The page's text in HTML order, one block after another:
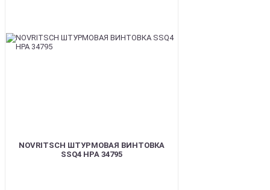
NOVRITSCH ШТУРМОВАЯ ВИНТОВКА
SSQ4 HPA 34795